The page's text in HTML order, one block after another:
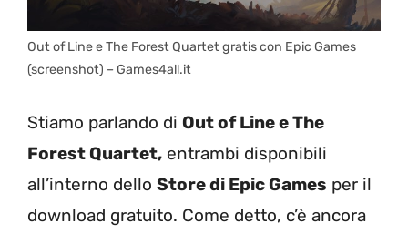
Out of Line e The Forest Quartet gratis con Epic Games
(screenshot) – Games4all.it
Stiamo parlando di Out of Line e The
Forest Quartet, entrambi disponibili
all’interno dello Store di Epic Games per il
download gratuito. Come detto, c’è ancora